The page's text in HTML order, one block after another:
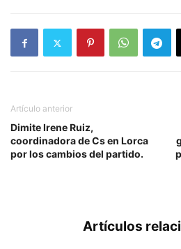
Artículo anterior
Dimite Irene Ruiz,
coordinadora de Cs en Lorca
por los cambios del partido.
Artículos